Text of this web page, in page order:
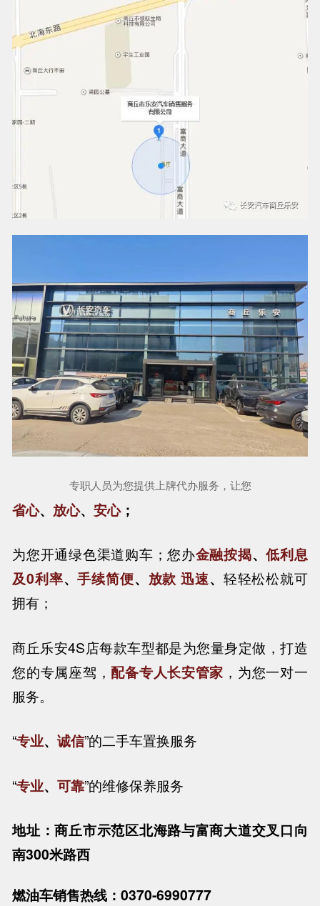
专职人员为您提供上牌代办服务，让您
省心、 放心、安心；
为您开通绿色渠道购车；您办金融按揭、低利息
及0利率、手续简便、 放款 迅速、 轻轻松松就可
拥有；
商丘乐安4S店每款车型都是为您量身定做，打造
您的专属座驾，配备专人长安管家 ，为您一对一
服务。
“专业、诚信”的二手车置换服务
“专业、可靠”的维修保养服务
地址：商丘市示范区北海路与富商大道交叉口向
南300米路西
燃油车销售热线：0370-6990777